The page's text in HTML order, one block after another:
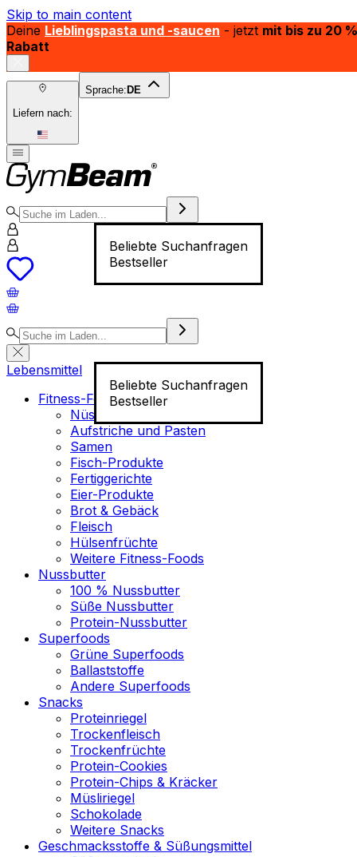
Skip to main content
Deine Lieblingspasta und -saucen - jetzt mit bis zu 20 %
Rabatt
Liefern nach:
Sprache: DE
Beliebte Suchanfragen
Bestseller
Beliebte Suchanfragen
Bestseller
Lebensmittel
Fitness-Food
Nüsse
Aufstriche und Pasten
Samen
Fisch-Produkte
Fertiggerichte
Eier-Produkte
Brot & Gebäck
Fleisch
Hülsenfrüchte
Weitere Fitness-Foods
Nussbutter
100 % Nussbutter
Süße Nussbutter
Protein-Nussbutter
Superfoods
Grüne Superfoods
Ballaststoffe
Andere Superfoods
Snacks
Proteinriegel
Trockenfleisch
Trockenfrüchte
Protein-Cookies
Protein-Chips & Kräcker
Müsliriegel
Schokolade
Weitere Snacks
Geschmacksstoffe & Süßungsmittel